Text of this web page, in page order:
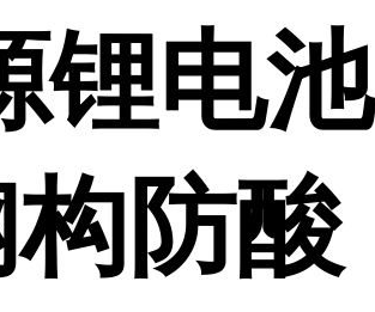
锂电池
防酸